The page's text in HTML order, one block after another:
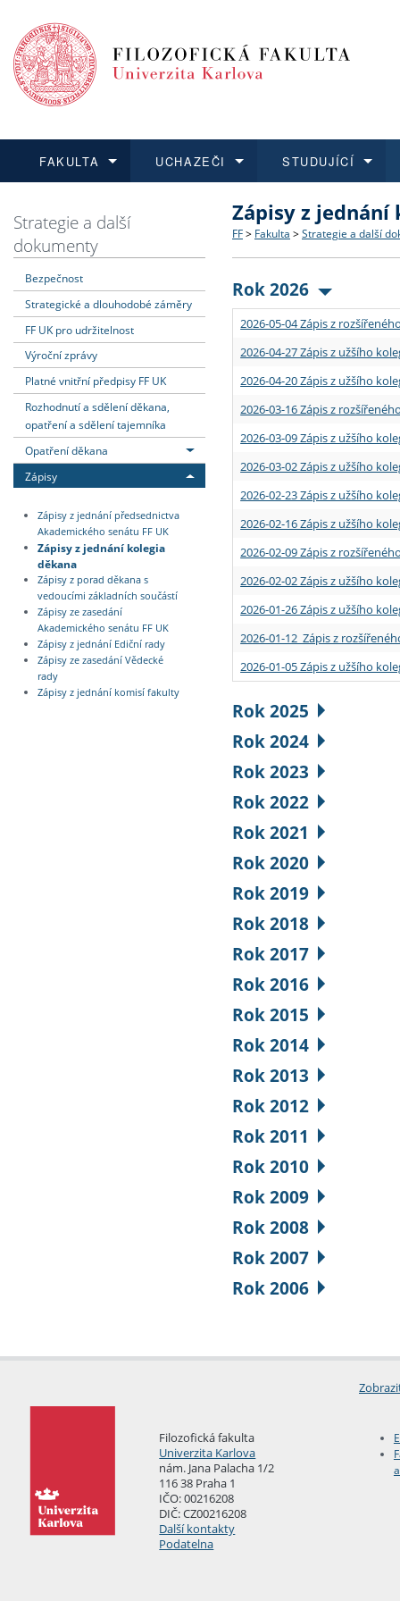
FAKULTA
Dozvědět se více
Struktura a historie
Strategie a další
Podpora a benefity pro
Absolventi fakulty
UCHAZEČI
Podat přihlášku
Co studovat a jak se
Učitelské studijní
Informace k průběhu
STUDUJÍCÍ
Dozvědět se více
Bakalářské a magisterské
Doktorské studium
Rigorózní řízení
Dozvědět se více
O vědě a výzkumu na FF
Akademické kvalifikace
Granty a projekty
Dozvědět se více
Aktuální nabídky a
Vyjíždějící studenti
Přijíždějící studenti
Vyjíždějící zaměstnanci
Strategie a další
dokumenty
Bezpečnost
Strategické a dlouhodobé záměry
FF UK pro udržitelnost
Výroční zprávy
Platné vnitřní předpisy FF UK
Rozhodnutí a sdělení děkana,
opatření a sdělení tajemníka
Opatření děkana
Zápisy
Zápisy z jednání předsednictva
Akademického senátu FF UK
Zápisy z jednání kolegia
děkana
Zápisy z porad děkana s
vedoucími základních součástí
Zápisy ze zasedání
Akademického senátu FF UK
Zápisy z jednání Ediční rady
Zápisy ze zasedání Vědecké
rady
Zápisy z jednání komisí fakulty
Zápisy z jednání
FF > Fakulta > Strategie a další
Rok 2026
2026-05-04 Zápis z
2026-04-27 Zápis z užšího
2026-04-20 Zápis z užšího
2026-03-16 Zápis z
2026-03-09 Zápis z užšího
2026-03-02 Zápis z užšího
2026-02-23 Zápis z užšího
2026-02-16 Zápis z užšího
2026-02-09 Zápis z
2026-02-02 Zápis z užšího
2026-01-26 Zápis z užšího
2026-01-12 Zápis z
2026-01-05 Zápis z užšího
Rok 2025
Rok 2024
Rok 2023
Rok 2022
Rok 2021
Rok 2020
Rok 2019
Rok 2018
Rok 2017
Rok 2016
Rok 2015
Rok 2014
Rok 2013
Rok 2012
Rok 2011
Rok 2010
Rok 2009
Rok 2008
Rok 2007
Rok 2006
Filozofická fakulta
Univerzita Karlova
nám. Jana Palacha 1/2
116 38 Praha 1
IČO: 00216208
DIČ: CZ00216208
Další kontakty
Podatelna